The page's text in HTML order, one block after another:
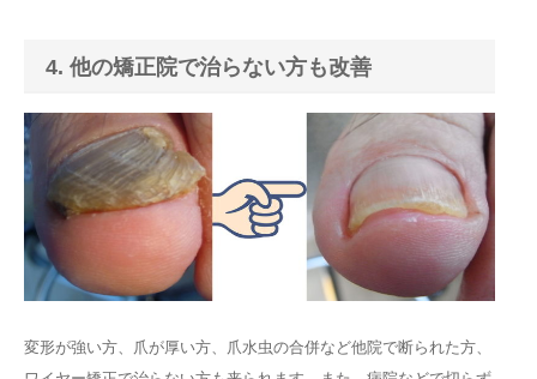
4. 他の矯正院で治らない方も改善
変形が強い方、爪が厚い方、爪水虫の合併など他院で断られた方、